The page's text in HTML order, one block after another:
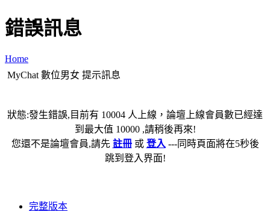
錯誤訊息
Home
MyChat 數位男女 提示訊息
狀態:發生錯誤,目前有 10004 人上線，論壇上線會員數已經達
到最大值 10000 ,請稍後再來!
您還不是論壇會員,請先 註冊或 登入 ---同時頁面將在5秒後
跳到登入界面!
完整版本